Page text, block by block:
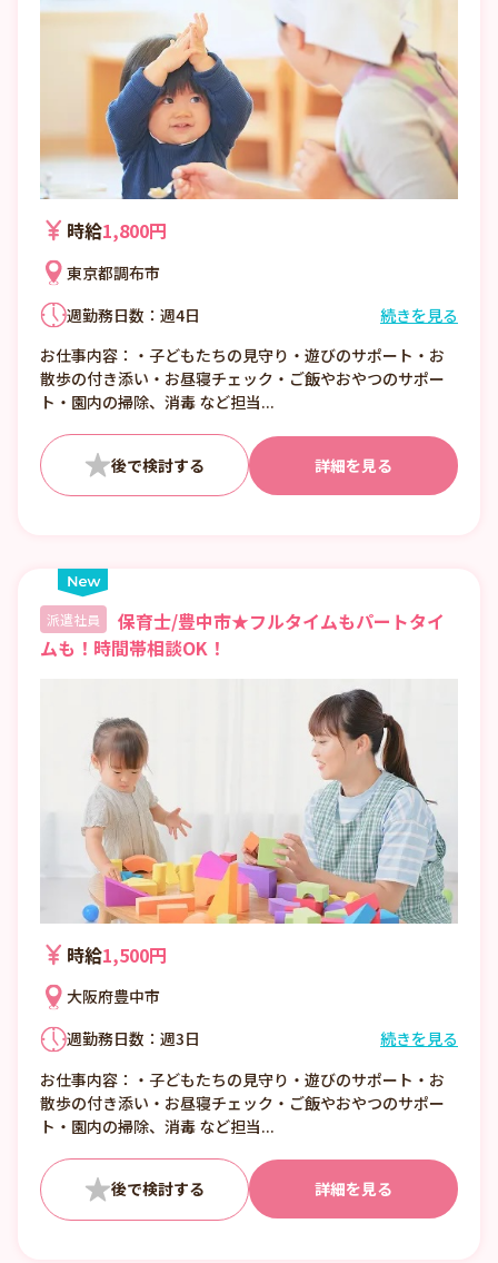
時給1,800円
東京都調布市
週勤務日数：週4日
②8:00〜17:00 （休憩1:00）
③12:00〜21:00 （休憩1:00）
■日数・曜日・時間帯相談可
■曜日・時間帯は固定可
続きを見る
お仕事内容：・子どもたちの見守り・遊びのサポート・お
散歩の付き添い・お昼寝チェック・ご飯やおやつのサポー
ト・園内の掃除、消毒 など担当...
詳細を見る
派遣社員
保育士/豊中市★フルタイムもパートタイ
ムも！時間帯相談OK！
時給1,500円
大阪府豊中市
週勤務日数：週3日
②8:00〜17:00 （休憩1:00）
③12:00〜21:00 （休憩1:00）
■日数・曜日・時間帯相談可
■曜日・時間帯は固定可
続きを見る
お仕事内容：・子どもたちの見守り・遊びのサポート・お
散歩の付き添い・お昼寝チェック・ご飯やおやつのサポー
ト・園内の掃除、消毒 など担当...
詳細を見る